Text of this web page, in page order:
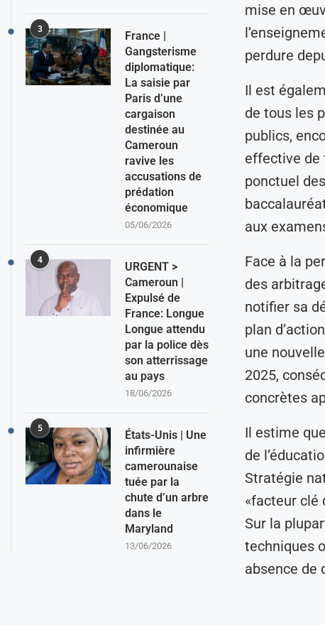
mise en
perdure
Il est
de tous les
publics,
effective de
ponctuel
aux
Face à la
des
notifier sa
plan
une
2025,
concrètes
Il estime
de
Stratégie
«facteur clé
Sur la
techniques
absence de
3
France |
Gangsterisme
diplomatique:
La saisie par
Paris d’une
cargaison
destinée au
Cameroun
ravive les
accusations de
prédation
économique
05/06/2026
4
URGENT >
Cameroun |
Expulsé de
France: Longue
Longue attendu
par la police dès
son atterrissage
au pays
18/06/2026
5
États-Unis | Une
infirmière
camerounaise
tuée par la
chute d’un arbre
dans le
Maryland
13/06/2026